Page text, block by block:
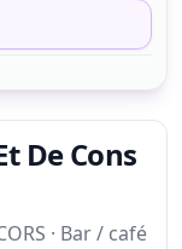
De Cons
· Bar / café